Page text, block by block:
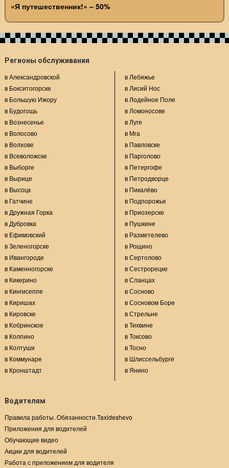
«Я путешественник!» – 50%
Регионы обслуживания
в Александровской
в Бокситогорске
в Большую Ижору
в Будогощь
в Вознесенье
в Волосово
в Волхове
в Всеволожске
в Выборге
в Вырице
в Высоцк
в Гатчине
в Дружная Горка
в Дубровка
в Ефимовский
в Зеленогорске
в Ивангороде
в Каменногорске
в Кикерино
в Кингисеппе
в Киришах
в Кировске
в Кобринское
в Колпино
в Колтуши
в Коммунаре
в Кронштадт
в Лебяжье
в Лисий Нос
в Лодейное Поле
в Ломоносове
в Луге
в Мга
в Павловске
в Парголово
в Петергофе
в Петродворце
в Пикалёво
в Подпорожье
в Приозерске
в Пушкине
в Разметелево
в Рощино
в Сертолово
в Сестрорецке
в Сланцах
в Сосново
в Сосновом Боре
в Стрельне
в Тихвине
в Токсово
в Тосно
в Шлиссельбурге
в Янино
Водителям
Правила работы. Обязанности.Taxideshevo
Приложения для водителей
Обучающие видео
Акции для водителей
Работа с приложением для водителя